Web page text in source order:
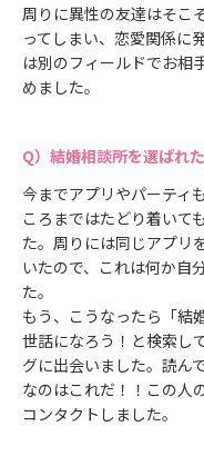
周りに異性の友達はそこ
ってしまい、恋愛関係に
は別のフィールドでお相
めました。
結婚相談所を選ばれ
今までアプリやパーティ
ころまではたどり着いて
た。周りには同じアプリ
いたので、これは何か自
た。
もう、こうなったら「結
世話になろう！と検索し
グに出会いました。読ん
なのはこれだ！！この人
コンタクトしました。